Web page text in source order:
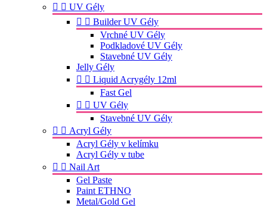
  UV Gély
  Builder UV Gély
Vrchné UV Gély
Podkladové UV Gély
Stavebné UV Gély
Jelly Gély
  Liquid Acrygély 12ml
Fast Gel
  UV Gély
Stavebné UV Gély
  Acryl Gély
Acryl Gély v kelímku
Acryl Gély v tube
  Nail Art
Gel Paste
Paint ETHNO
Metal/Gold Gel